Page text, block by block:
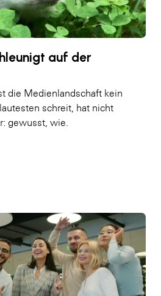
auf der
die Medienlandschaft kein
schreit, hat nicht
gewusst, wie.